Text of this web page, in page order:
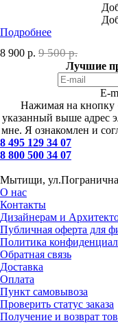
Подробнее
8 900 р. 9 500 р.
Лучшие
E-
Нажимая на кнопку
указанный выше адрес
мне. Я ознакомлен и
8 495 129 34 07
8 800 500 34 07
Мытищи,
О нас
Контакты
Дизайнерам и
Публичная оферта для
Политика
Обратная связь
Доставка
Оплата
Пункт самовывоза
Проверить статус заказа
Получение и возврат